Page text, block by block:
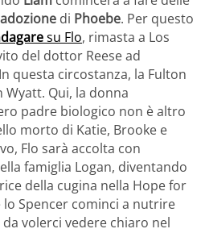
di Phoebe. Per questo
su Flo, rimasta a Los
del dottor Reese ad
questa circostanza, la Fulton
Qui, la donna
padre biologico non è altro
morto di Katie, Brooke e
Flo sarà accolta con
famiglia Logan, diventando
della cugina nella Hope for
lo Spencer cominci a nutrire
volerci vedere chiaro nel